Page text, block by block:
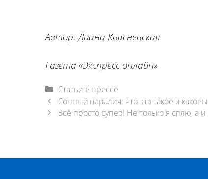
Автор: Диана Квасневская
Газета «Экспресс-онлайн»
Рубрики
Статьи в прессе
Навигация
записи
Сонный паралич: что это такое и
Всё просто супер! Не только я сплю, а